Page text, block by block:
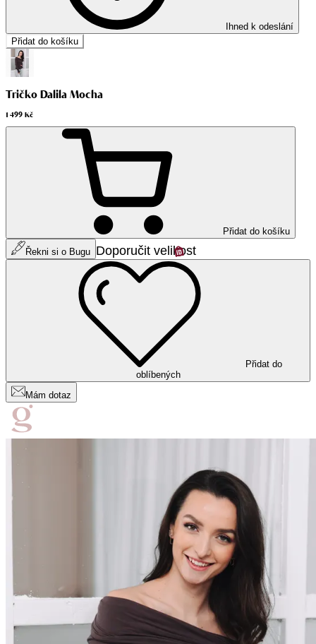
Ihned k odeslání
Přidat do košíku
Tričko Dalila Mocha
1 499 Kč
Přidat do košíku
Řekni si o Bugu Doporučit velikost
Přidat do
oblíbených
Mám dotaz